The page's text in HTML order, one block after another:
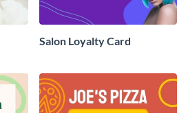
Salon Loyalty Card